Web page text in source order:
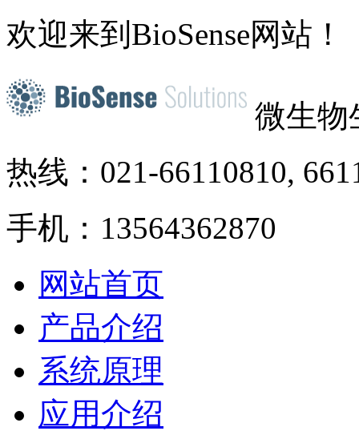
欢迎来到BioSense网站！
微生物
热线：021-66110810,
手机：13564362870
网站首页
产品介绍
系统原理
应用介绍